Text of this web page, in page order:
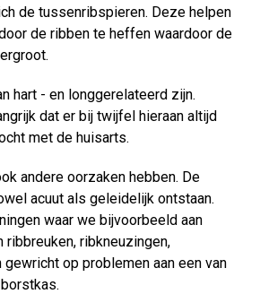
de tussenribspieren. Deze helpen
de ribben te heffen waardoor de
hart - en longgerelateerd zijn.
dat er bij twijfel hieraan altijd
met de huisarts.
andere oorzaken hebben. De
acuut als geleidelijk ontstaan.
waar we bijvoorbeeld aan
ribbreuken, ribkneuzingen,
op problemen aan een van